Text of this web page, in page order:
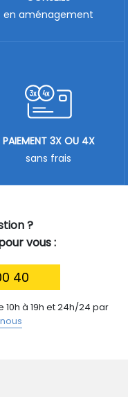
?
vous :
40
à 19h et 24h/24 par
en aménagement
PAIEMENT 3X OU 4X
sans frais